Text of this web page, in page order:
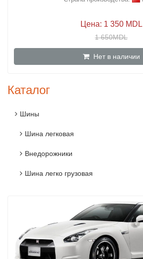
Цена: 1 350 MDL
1 650MDL
Нет в наличии
Каталог
Шины
Шина легковая
Внедорожники
Шина легко грузовая